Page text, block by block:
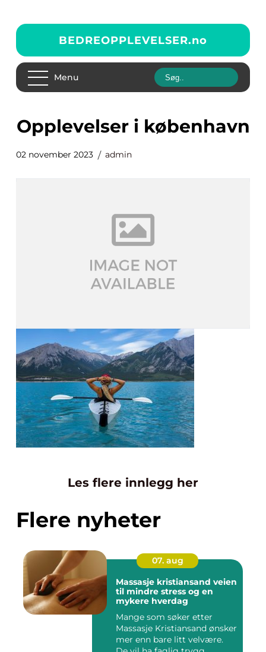
BEDREOPPLEVELSER.no
Menu
opplevelser i københavn
02 november 2023 admin
Les flere innlegg her
Flere nyheter
07. aug
Massasje kristiansand veien
til mindre stress og en
mykere hverdag
Mange som søker etter
Massasje Kristiansand ønsker
mer enn bare litt velvære.